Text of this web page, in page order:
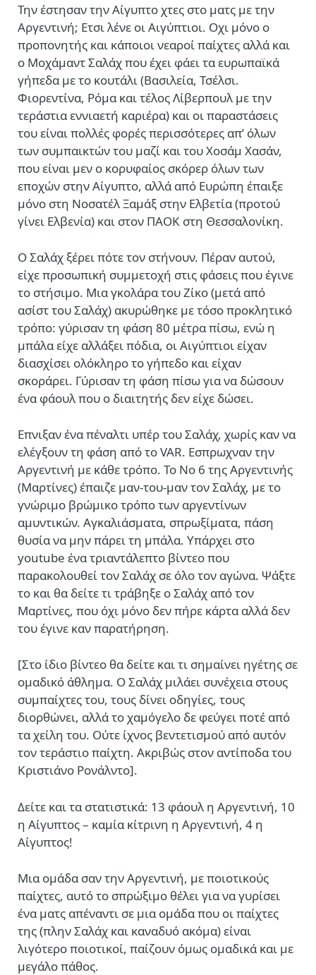
Την έστησαν την Αίγυπτο χτες στο ματς με την
Αργεντινή; Ετσι λένε οι Αιγύπτιοι. Οχι μόνο ο
προπονητής και κάποιοι νεαροί παίχτες αλλά και
ο Μοχάμαντ Σαλάχ που έχει φάει τα ευρωπαϊκά
γήπεδα με το κουτάλι (Βασιλεία, Τσέλσι.
Φιορεντίνα, Ρόμα και τέλος Λίβερπουλ με την
τεράστια εννιαετή καριέρα) και οι παραστάσεις
του είναι πολλές φορές περισσότερες απ’ όλων
των συμπαικτών του μαζί και του Χοσάμ Χασάν,
που είναι μεν ο κορυφαίος σκόρερ όλων των
εποχών στην Αίγυπτο, αλλά από Ευρώπη έπαιξε
μόνο στη Νοσατέλ Ξαμάξ στην Ελβετία (προτού
γίνει Ελβενία) και στον ΠΑΟΚ στη Θεσσαλονίκη.
Ο Σαλάχ ξέρει πότε τον στήνουν. Πέραν αυτού,
είχε προσωπική συμμετοχή στις φάσεις που έγινε
το στήσιμο. Μια γκολάρα του Ζίκο (μετά από
ασίστ του Σαλάχ) ακυρώθηκε με τόσο προκλητικό
τρόπο: γύρισαν τη φάση 80 μέτρα πίσω, ενώ η
μπάλα είχε αλλάξει πόδια, οι Αιγύπτιοι είχαν
διασχίσει ολόκληρο το γήπεδο και είχαν
σκοράρει. Γύρισαν τη φάση πίσω για να δώσουν
ένα φάουλ που ο διαιτητής δεν είχε δώσει.
Επνιξαν ένα πέναλτι υπέρ του Σαλάχ, χωρίς καν να
ελέγξουν τη φάση από το VAR. Εσπρωχναν την
Αργεντινή με κάθε τρόπο. Το Νο 6 της Αργεντινής
(Μαρτίνες) έπαιζε μαν-του-μαν τον Σαλάχ, με το
γνώριμο βρώμικο τρόπο των αργεντίνων
αμυντικών. Αγκαλιάσματα, σπρωξίματα, πάση
θυσία να μην πάρει τη μπάλα. Υπάρχει στο
youtube ένα τριαντάλεπτο βίντεο που
παρακολουθεί τον Σαλάχ σε όλο τον αγώνα. Ψάξτε
το και θα δείτε τι τράβηξε ο Σαλάχ από τον
Μαρτίνες, που όχι μόνο δεν πήρε κάρτα αλλά δεν
του έγινε καν παρατήρηση.
[Στο ίδιο βίντεο θα δείτε και τι σημαίνει ηγέτης σε
ομαδικό άθλημα. Ο Σαλάχ μιλάει συνέχεια στους
συμπαίχτες του, τους δίνει οδηγίες, τους
διορθώνει, αλλά το χαμόγελο δε φεύγει ποτέ από
τα χείλη του. Ούτε ίχνος βεντετισμού από αυτόν
τον τεράστιο παίχτη. Ακριβώς στον αντίποδα του
Κριστιάνο Ρονάλντο].
Δείτε και τα στατιστικά: 13 φάουλ η Αργεντινή, 10
η Αίγυπτος – καμία κίτρινη η Αργεντινή, 4 η
Αίγυπτος!
Μια ομάδα σαν την Αργεντινή, με ποιοτικούς
παίχτες, αυτό το σπρώξιμο θέλει για να γυρίσει
ένα ματς απέναντι σε μια ομάδα που οι παίχτες
της (πλην Σαλάχ και καναδυό ακόμα) είναι
λιγότερο ποιοτικοί, παίζουν όμως ομαδικά και με
μεγάλο πάθος.